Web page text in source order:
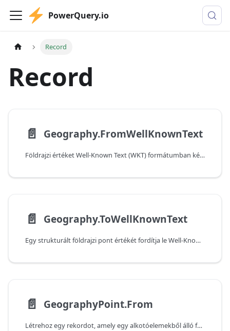
PowerQuery.io
Record
Record
📄️ Geography.FromWellKnownText
Földrajzi értéket Well-Known Text (WKT) formátumban képviselő szöveget fordít le strukturált rekorddá.
📄️ Geography.ToWellKnownText
Egy strukturált földrajzi pont értékét fordítja le Well-Known Text (WKT) formába.
📄️ GeographyPoint.From
Létrehoz egy rekordot, amely egy alkotóelemekből álló földrajzi pontot jelöl.